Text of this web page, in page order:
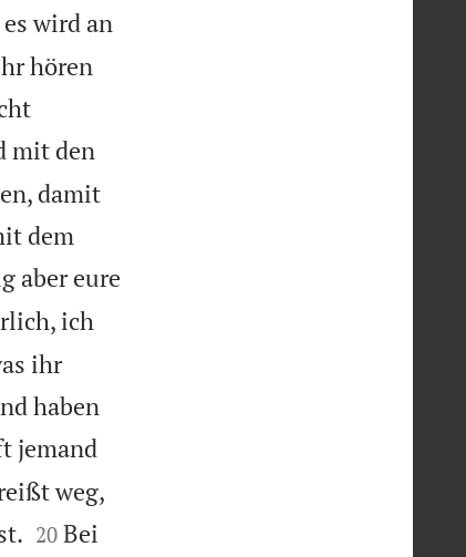
wird an
hören
mit den
damit
dem
aber eure
ich
ihr
haben
jemand
weg,

20 Bei